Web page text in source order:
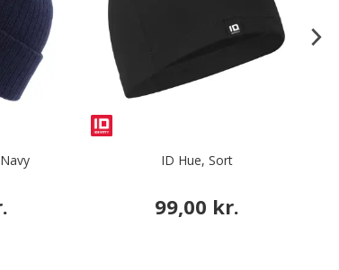
ID Hue, Sort
99,00 kr.